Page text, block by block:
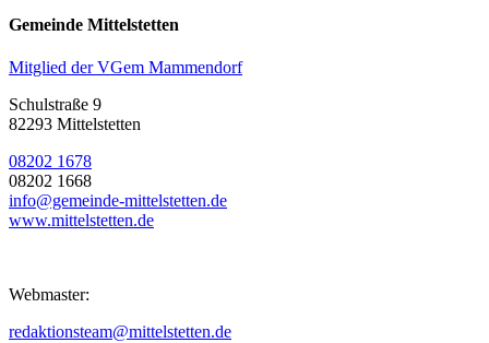
Gemeinde Mittelstetten
Mitglied der VGem Mammendorf
Schulstraße 9
82293 Mittelstetten
08202 1678
08202 1668
info@gemeinde-mittelstetten.de
www.mittelstetten.de
Webmaster:
redaktionsteam@mittelstetten.de